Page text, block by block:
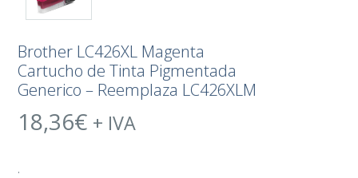
Brother LC426XL Magenta
Cartucho de Tinta Pigmentada
Generico – Reemplaza LC426XLM
18,36€ + IVA
.